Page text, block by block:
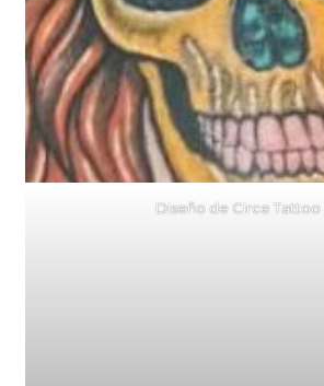
Diseño de Circe Tattoo